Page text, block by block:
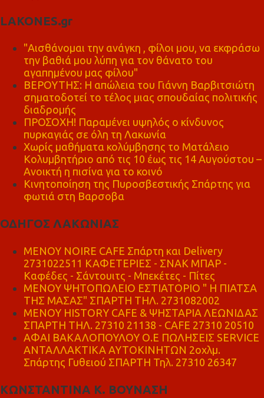
LAKONES.gr
"Αισθάνομαι την ανάγκη , φίλοι μου, να εκφράσω
την βαθιά μου λύπη για τον θάνατο του
αγαπημένου μας φίλου"
ΒΕΡΟΥΤΗΣ: Η απώλεια του Γιάννη Βαρβιτσιώτη
σηματοδοτεί το τέλος μιας σπουδαίας πολιτικής
διαδρομής
ΠΡΟΣΟΧΗ! Παραμένει υψηλός ο κίνδυνος
πυρκαγιάς σε όλη τη Λακωνία
Χωρίς μαθήματα κολύμβησης το Ματάλειο
Κολυμβητήριο από τις 10 έως τις 14 Αυγούστου –
Ανοικτή η πισίνα για το κοινό
Κινητοποίηση της Πυροσβεστικής Σπάρτης για
φωτιά στη Βαρσοβα
ΟΔΗΓΟΣ ΛΑΚΩΝΙΑΣ
MENOY NOIRE CAFE Σπάρτη και Delivery
2731022511 ΚΑΦΕΤΕΡΙΕΣ - ΣΝΑΚ ΜΠΑΡ -
Καφέδες - Σάντουιτς - Μπεκέτες - Πίτες
ΜΕΝΟΥ ΨΗΤΟΠΩΛΕΙΟ ΕΣΤΙΑΤΟΡΙΟ " Η ΠΙΑΤΣΑ
ΤΗΣ ΜΑΣΑΣ" ΣΠΑΡΤΗ ΤΗΛ. 2731082002
ΜΕΝΟΥ HISTORY CAFE & ΨΗΣΤΑΡΙΑ ΛΕΩΝΙΔΑΣ
ΣΠΑΡΤΗ ΤΗΛ. 27310 21138 - CAFE 27310 20510
ΑΦΑΙ ΒΑΚΑΛΟΠΟΥΛΟΥ Ο.Ε ΠΩΛΗΣΕΙΣ SERVICE
ΑΝΤΑΛΛΑΚΤΙΚΑ ΑΥΤΟΚΙΝΗΤΩΝ 2οχλμ.
Σπάρτης Γυθειού ΣΠΑΡΤΗ Τηλ. 27310 26347
ΚΩΝΣΤΑΝΤΙΝΑ Κ. ΒΟΥΝΑΣΗ